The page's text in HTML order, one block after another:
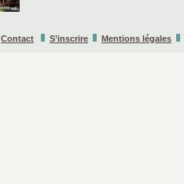
Contact S’inscrire Mentions légales